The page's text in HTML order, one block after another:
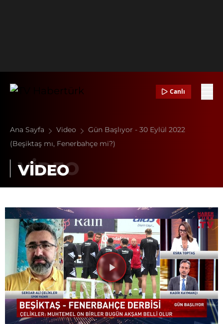
Canlı
Ana Sayfa Video
Gün Başlıyor - 30 Eylül 2022
(Beşiktaş mı, Fenerbahçe mi?)
VİDEO
Videoyu
Oynat